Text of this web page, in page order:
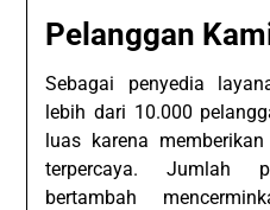
Pelanggan
Sebagai penyedia
lebih dari 10.000
luas karena
terpercaya. Jumlah
bertambah